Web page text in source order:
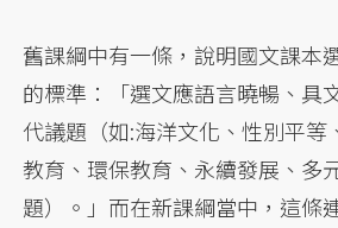
舊課綱中有一條，說明國文課本
的標準：「選文應語言曉暢、具
代議題（如:海洋文化、性別平等
教育、環保教育、永續發展、多
題）。」而在新課綱當中，這條